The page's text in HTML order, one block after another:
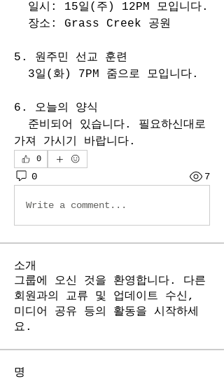
일시: 15일(주) 12PM 모입니다.
장소: Grass Creek 공원
5. 원주민 선교 훈련
3일(화) 7PM 줌으로 모입니다.
6. 오늘의 양식
준비되어 있습니다. 필요하신대로
가져 가시기 바랍니다.
0
0 7
Write a comment...
소개
그룹에 오신 것을 환영합니다. 다른
회원과의 교류 및 업데이트 수신,
미디어 공유 등의 활동을 시작하세
요.
명